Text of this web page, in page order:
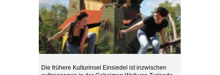
Die frühere Kulturinsel Einsiedel ist inzwischen